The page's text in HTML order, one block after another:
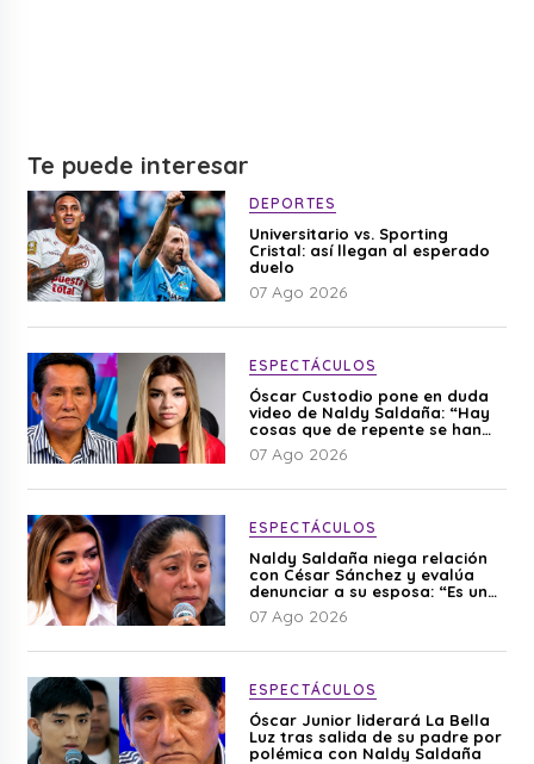
Te puede interesar
DEPORTES
Universitario vs. Sporting
Cristal: así llegan al esperado
duelo
07 Ago 2026
ESPECTÁCULOS
Óscar Custodio pone en duda
video de Naldy Saldaña: “Hay
cosas que de repente se han
editado”
07 Ago 2026
ESPECTÁCULOS
Naldy Saldaña niega relación
con César Sánchez y evalúa
denunciar a su esposa: “Es una
difamación”
07 Ago 2026
ESPECTÁCULOS
Óscar Junior liderará La Bella
Luz tras salida de su padre por
polémica con Naldy Saldaña